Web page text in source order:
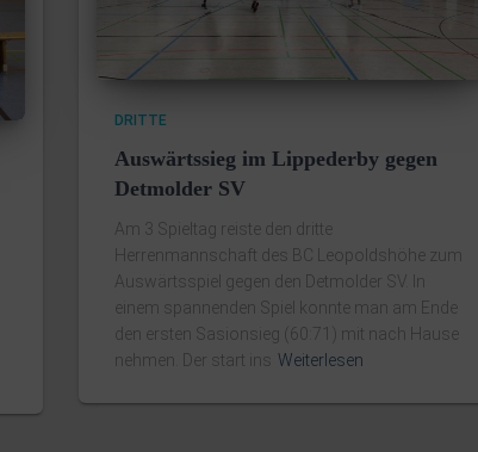
DRITTE
Auswärtssieg im Lippederby gegen
Detmolder SV
Am 3 Spieltag reiste den dritte
Herrenmannschaft des BC Leopoldshöhe zum
Auswärtsspiel gegen den Detmolder SV. In
einem spannenden Spiel konnte man am Ende
den ersten Sasionsieg (60:71) mit nach Hause
nehmen. Der start ins Weiterlesen